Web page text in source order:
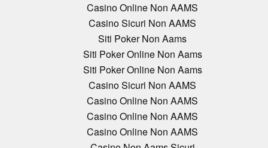
Casino Online Non AAMS
Casino Sicuri Non AAMS
Siti Poker Non Aams
Siti Poker Online Non Aams
Siti Poker Online Non Aams
Casino Sicuri Non AAMS
Casino Online Non AAMS
Casino Online Non AAMS
Casino Online Non AAMS